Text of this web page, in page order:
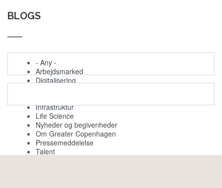
BLOGS
- Any -
Arbejdsmarked
Digitalisering
Infrastruktur
Life Science
Nyheder og begivenheder
Om Greater Copenhagen
Pressemeddelelse
Talent